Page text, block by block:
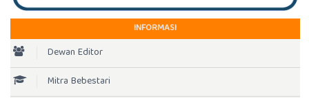
INFORMASI
Dewan Editor
Mitra Bebestari